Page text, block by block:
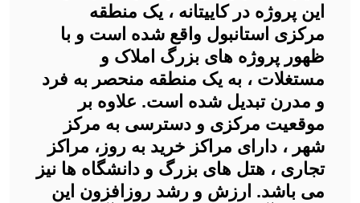
این پروژه در کاییتانه ، یک منطقه
مرکزی استانبول واقع شده است و با
ظهور پروژه های بزرگ املاک و
مستغلات ، به یک منطقه منحصر به فرد
و مدرن تبدیل شده است. علاوه بر
موقعیت مرکزی و دسترسی به مرکز
شهر ، دارای مراکز خرید به روز، مراکز
تجاری ، هتل های بزرگ و دانشگاه ها نیز
می باشد. ارزش و رشد روزافزون این